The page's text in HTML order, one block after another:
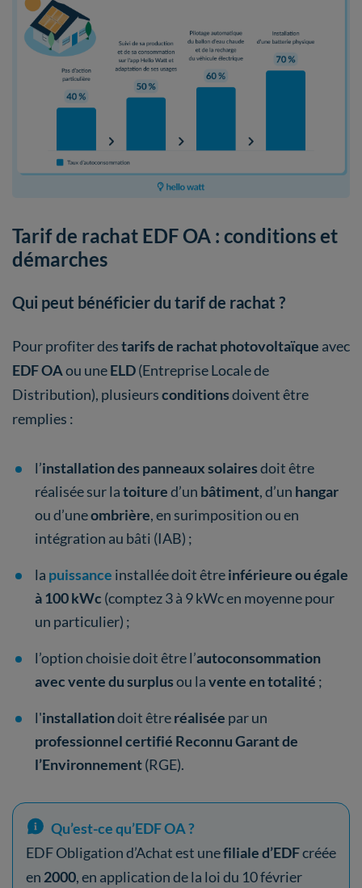
Tarif de rachat EDF OA : conditions et
démarches
Qui peut bénéficier du tarif de rachat ?
Pour profiter destarifs de rachat photovoltaïque avec
EDF OAou uneELD(Entreprise Locale de
Distribution), plusieursconditionsdoivent être
remplies :
l’installation des panneaux solairesdoit être
réalisée sur latoitured’un bâtiment, d’un hangar
ou d’uneombrière, en surimposition ou en
intégration au bâti (IAB) ;
la puissance installée doit êtreinférieure ou égale
à 100 kWc (comptez 3 à 9 kWc en moyenne pour
un particulier) ;
l’option choisie doit être l’autoconsommation
avec vente du surplusou lavente en totalité ;
l'installationdoit êtreréalisée par un
professionnel certifié Reconnu Garant de
l’Environnement(RGE).
Qu’est-ce qu’EDF OA ?
EDF Obligation d’Achat est unefiliale d’EDFcréée
en 2000, en application de la loi du 10 février